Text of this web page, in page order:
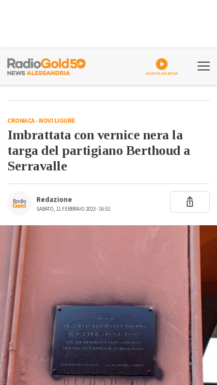
ASCOLTA GOLDPLAY
CRONACA-NOVI LIGURE
Imbrattata con vernice nera la
targa del partigiano Berthoud a
Serravalle
Redazione
SABATO, 11 FEBBRAIO 2023 - 16:52